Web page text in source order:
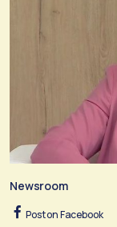
Newsroom
Post on Facebook